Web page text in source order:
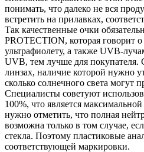
понимать, что далеко не вся
встретить на прилавках,
Так качественные очки
PROTECTION, которая говорит
ультрафиолету, а также UVB-
UVB, тем лучше для покупателя.
линзах, наличие которой нужно
сколько солнечного света могут
Специалисты советуют
100%, что является
нужно отметить, что полная
возможна только в том случае,
стекла. Поэтому пластиковые
соответствующей маркировки.